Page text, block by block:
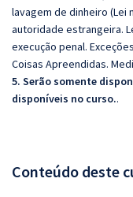
lavagem de dinheiro (Lei
autoridade estrangeira.
execução penal.
Coisas Apreendidas.
5. Serão somente
disponíveis no curso..
Conteúdo deste